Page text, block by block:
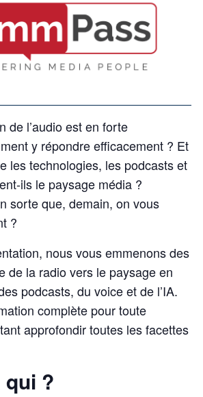
de l’audio est en forte
y répondre efficacement ? Et
les technologies, les podcasts et
le paysage média ?
sorte que, demain, on vous
?
nous vous emmenons des
de la radio vers le paysage en
podcasts, du voice et de l’IA.
complète pour toute
approfondir toutes les facettes
qui ?